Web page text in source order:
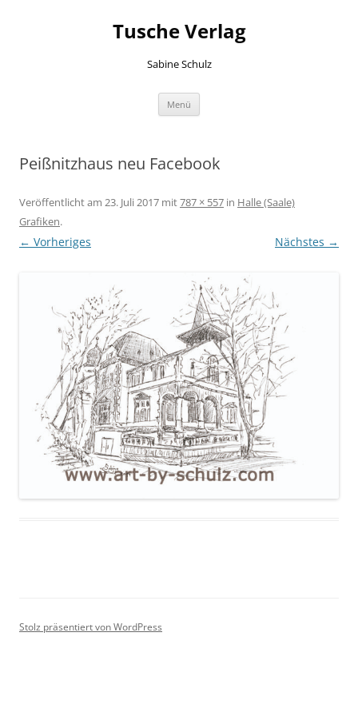
Tusche Verlag
Sabine Schulz
Menü
Peißnitzhaus neu Facebook
Veröffentlicht am 23. Juli 2017 mit787 × 557 in Halle (Saale)
Grafiken.
← Vorheriges Nächstes →
Stolz präsentiert von WordPress